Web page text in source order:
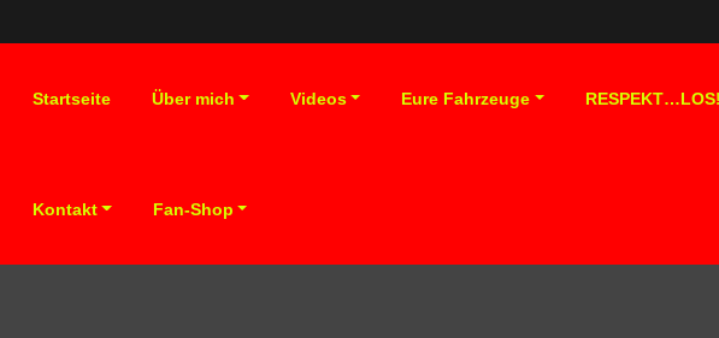
Startseite Über mich Videos Eure Fahrzeuge RESPEKT…LOS!
Kontakt Fan-Shop